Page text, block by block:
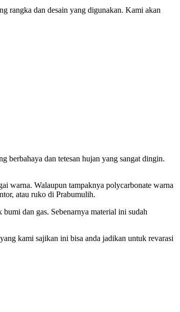
rangka dan desain yang digunakan. Kami akan
berbahaya dan tetesan hujan yang sangat dingin.
warna. Walaupun tampaknya polycarbonate warna
atau ruko di Prabumulih.
dan gas. Sebenarnya material ini sudah
kami sajikan ini bisa anda jadikan untuk revarasi